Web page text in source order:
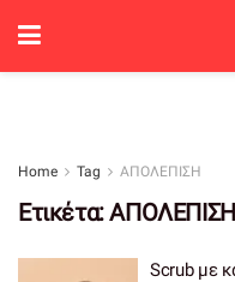
Home Tag ΑΠΟΛΕΠΙΣΗ
Ετικέτα:ΑΠΟΛΕΠΙΣΗ
Scrub με